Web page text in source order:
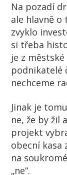
Na pozadí
ale hlavně o
zvyklo
si třeba
je z
podnikatelé
nechceme
Jinak je
ne, že by žil
projekt
obecní kasa
na
„ne“.